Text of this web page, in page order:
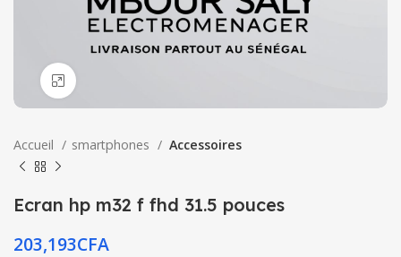
Accueil smartphones Accessoires
Ecran hp m32 f fhd 31.5 pouces
203,193CFA